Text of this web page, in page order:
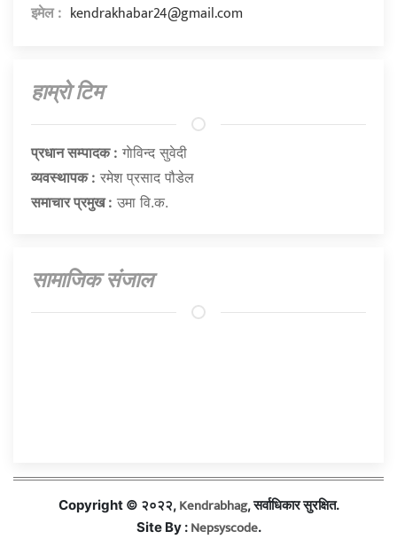
इमेल : kendrakhabar24@gmail.com
हाम्राे टिम
प्रधान सम्पादक : गाेविन्द सुवेदी
व्यवस्थापक : रमेश प्रसाद पौडेल
समाचार प्रमुख : उमा वि.क.
सामाजिक संजाल
Copyright © २०२२, Kendrabhag, सर्वाधिकार सुरक्षित.
Site By : Nepsyscode.